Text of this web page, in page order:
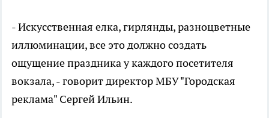
- Искусственная елка, гирлянды, разноцветные
иллюминации, все это должно создать
ощущение праздника у каждого посетителя
вокзала, - говорит директор МБУ "Городская
реклама" Сергей Ильин.